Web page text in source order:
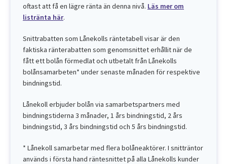
oftast att få en lägre ränta än denna nivå. Läs mer om
listränta här.
Snittrabatten som Lånekolls räntetabell visar är den
faktiska ränterabatten som genomsnittet erhållit när de
fått ett bolån förmedlat och utbetalt från Lånekolls
bolånsamarbeten* under senaste månaden för respektive
bindningstid.
Lånekoll erbjuder bolån via samarbetspartners med
bindningstiderna 3 månader, 1 års bindningstid, 2 års
bindningstid, 3 års bindningstid och 5 års bindningstid.
* Lånekoll samarbetar med flera bolåneaktörer. I snitträntor
används i första hand räntesnittet på alla Lånekolls kunder